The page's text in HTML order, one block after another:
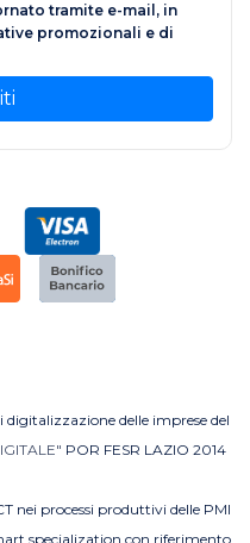
tramite e-mail, in
promozionali e di
delle imprese del
POR FESR LAZIO 2014
nei processi produttivi delle PMI
specialization con riferimento